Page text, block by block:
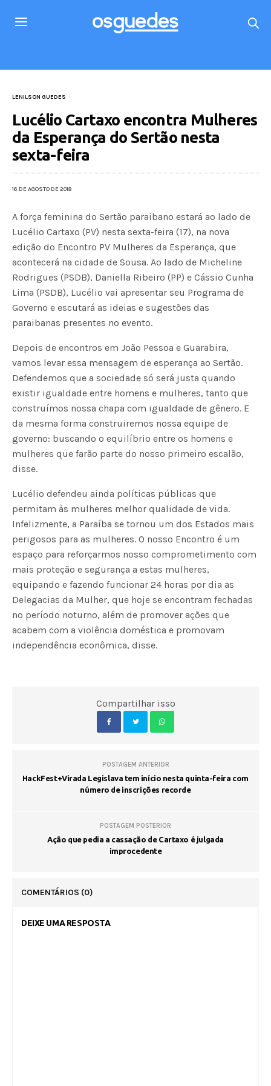
LENILSON GUEDES
Lucélio Cartaxo encontra Mulheres
da Esperança do Sertão nesta
sexta-feira
16 DE AGOSTO DE 2018
A força feminina do Sertão paraibano estará ao lado de
Lucélio Cartaxo (PV) nesta sexta-feira (17), na nova
edição do Encontro PV Mulheres da Esperança, que
acontecerá na cidade de Sousa. Ao lado de Micheline
Rodrigues (PSDB), Daniella Ribeiro (PP) e Cássio Cunha
Lima (PSDB), Lucélio vai apresentar seu Programa de
Governo e escutará as ideias e sugestões das
paraibanas presentes no evento.
Depois de encontros em João Pessoa e Guarabira,
vamos levar essa mensagem de esperança ao Sertão.
Defendemos que a sociedade só será justa quando
existir igualdade entre homens e mulheres, tanto que
construímos nossa chapa com igualdade de gênero. E
da mesma forma construiremos nossa equipe de
governo: buscando o equilíbrio entre os homens e
mulheres que farão parte do nosso primeiro escalão,
disse.
Lucélio defendeu ainda políticas públicas que
permitam às mulheres melhor qualidade de vida.
Infelizmente, a Paraíba se tornou um dos Estados mais
perigosos para as mulheres. O nosso Encontro é um
espaço para reforçarmos nosso comprometimento com
mais proteção e segurança a estas mulheres,
equipando e fazendo funcionar 24 horas por dia as
Delegacias da Mulher, que hoje se encontram fechadas
no período noturno, além de promover ações que
acabem com a violência doméstica e promovam
independência econômica, disse.
Compartilhar isso
POSTAGEM ANTERIOR
HackFest+Virada Legislava tem início nesta quinta-feira com
número de inscrições recorde
POSTAGEM POSTERIOR
Ação que pedia a cassação de Cartaxo é julgada
improcedente
COMENTÁRIOS (0)
DEIXE UMA RESPOSTA